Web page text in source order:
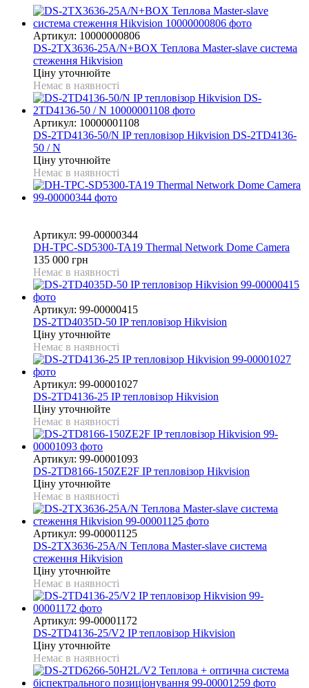
Артикул: 10000000806
DS-2TX3636-25A/N+BOX Теплова Master-slave система
стеження Hikvision
Ціну уточнюйте
Немає в наявності
Артикул: 10000001108
DS-2TD4136-50/N IP тепловізор Hikvision DS-2TD4136-
50 / N
Ціну уточнюйте
Немає в наявності
Артикул: 99-00000344
DH-TPC-SD5300-TA19 Thermal Network Dome Camera
135 000 грн
Немає в наявності
Артикул: 99-00000415
DS-2TD4035D-50 IP тепловізор Hikvision
Ціну уточнюйте
Немає в наявності
Артикул: 99-00001027
DS-2TD4136-25 IP тепловізор Hikvision
Ціну уточнюйте
Немає в наявності
Артикул: 99-00001093
DS-2TD8166-150ZE2F IP тепловізор Hikvision
Ціну уточнюйте
Немає в наявності
Артикул: 99-00001125
DS-2TX3636-25A/N Теплова Master-slave система
стеження Hikvision
Ціну уточнюйте
Немає в наявності
Артикул: 99-00001172
DS-2TD4136-25/V2 IP тепловізор Hikvision
Ціну уточнюйте
Немає в наявності